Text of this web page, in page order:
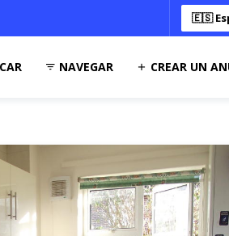
🇪🇸
NAVEGAR CREAR UN